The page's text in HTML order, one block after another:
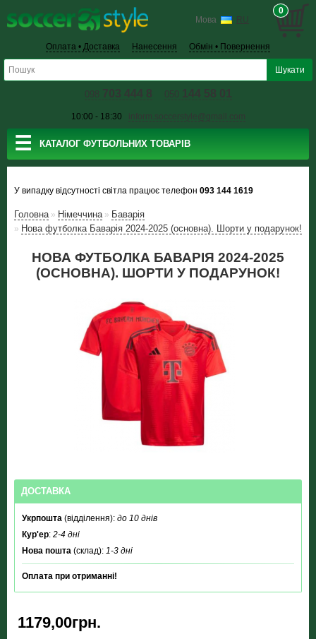
Мова RU
0
Оплата • Доставка Нанесення Обмін • Повернення
098 703 444 8 050 144 58 01
10:00 - 18:30 inform.soccerstyle@gmail.com
☰ КАТАЛОГ ФУТБОЛЬНИХ ТОВАРІВ
У випадку відсутності світла працює телефон 093 144 1619
Головна » Німеччина » Баварія
» Нова футболка Баварія 2024-2025 (основна). Шорти у подарунок!
НОВА ФУТБОЛКА БАВАРІЯ 2024-2025
(ОСНОВНА). ШОРТИ У ПОДАРУНОК!
ДОСТАВКА
Укрпошта (відділення): до 10 днів
Кур'ер: 2-4 дні
Нова пошта (склад): 1-3 дні
Оплата при отриманні!
1179,00грн.